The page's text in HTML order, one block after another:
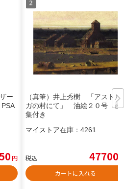
ー
円
（真筆）井上秀樹 「アストル
ガの村にて」 油絵２０号 画
集付き
マイストア在庫： 4261
税込 47700
カートに入れる